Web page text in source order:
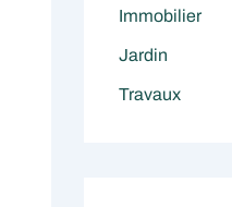
Immobilier
Jardin
Travaux